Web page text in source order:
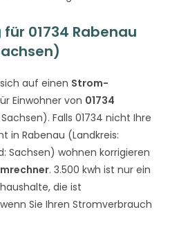
01734 Rabenau
auf einen Strom-
Einwohner von 01734
Falls 01734 nicht Ihre
in Rabenau (Landkreis:
Sachsen) wohnen korrigieren
. 3.500 kwh ist nur ein
die ist
Sie Ihren Stromverbrauch